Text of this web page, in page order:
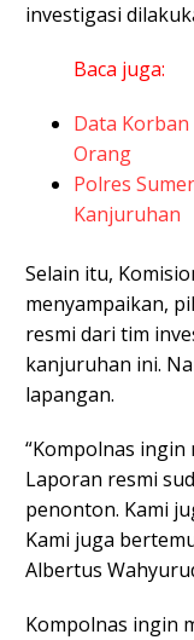
investigasi
Baca juga:
Data
Orang
Polres
Kanjuruhan
Selain itu,
menyampaikan,
resmi dari tim
kanjuruhan ini.
lapangan.
“Kompolnas
Laporan resmi
penonton. Kami
Kami juga
Albertus
Kompolnas ingin